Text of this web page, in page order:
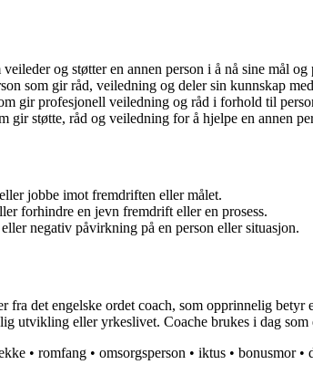
veileder og støtter en annen person i å nå sine mål
som gir råd, veiledning og deler sin kunnskap
gir profesjonell veiledning og råd i forhold til
gir støtte, råd og veiledning for å hjelpe en annen
jobbe imot fremdriften eller målet.
forhindre en jevn fremdrift eller en prosess.
negativ påvirkning på en person eller situasjon.
fra det engelske ordet coach, som opprinnelig
utvikling eller yrkeslivet. Coache brukes i dag
• romfang • omsorgsperson • iktus • bonusmor•